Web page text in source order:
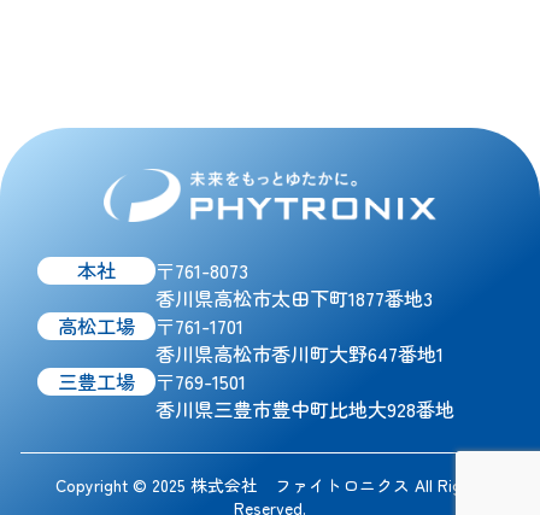
本社
〒761-8073
香川県高松市太田下町1877番地3
高松工場
〒761-1701
香川県高松市香川町大野647番地1
三豊工場
〒769-1501
香川県三豊市豊中町比地大928番地
Copyright © 2025 株式会社 ファイトロニクス All Rights
Reserved.